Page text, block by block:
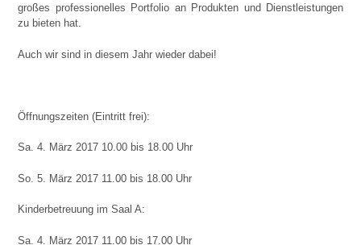
großes professionelles Portfolio an Produkten und Dienstleistungen
zu bieten hat.
Auch wir sind in diesem Jahr wieder dabei!
Öffnungszeiten (Eintritt frei):
Sa. 4. März 2017 10.00 bis 18.00 Uhr
So. 5. März 2017 11.00 bis 18.00 Uhr
Kinderbetreuung im Saal A:
Sa. 4. März 2017 11.00 bis 17.00 Uhr